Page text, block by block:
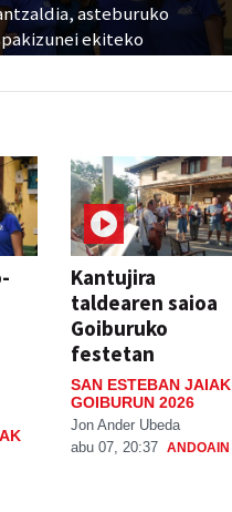
asteburuko
ekiteko
Kantujira
taldearen saioa
Goiburuko
festetan
SAN ESTEBAN JAIAK
GOIBURUN 2026
Jon Ander Ubeda
abu 07, 20:37 ANDOAIN